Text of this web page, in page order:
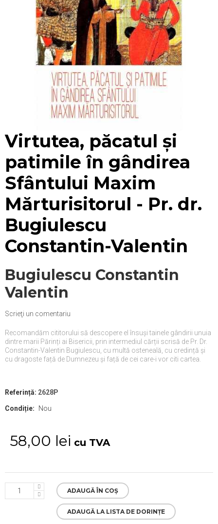
Mărește
Virtutea, păcatul și
patimile în gândirea
Sfântului Maxim
Mărturisitorul - Pr. dr.
Bugiulescu
Constantin-Valentin
Bugiulescu Constantin
Valentin
Scrieţi un comentariu
Recomandăm cititorului să descopere el însuși tainele gândirii unuia
dintre marii Părinți ai Bisericii, prin intermediul cărții scrisă de Pr. Dr.
Constantin-Valentin Bugiulescu, cu multă osteneală, cu credință și
cu dragoste față de Dumnezeu și față de cei care-i vor citi cartea.
Referință: 2628P
Condiție: Nou
58,00 lei cu TVA
ADAUGĂ ÎN COȘ
ADAUGĂ LA LISTA DE DORINȚE